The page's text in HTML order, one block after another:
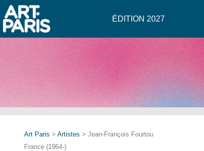
ÉDITION 2027
Art Paris > Artistes > Jean-François Fourtou
France (1964-)